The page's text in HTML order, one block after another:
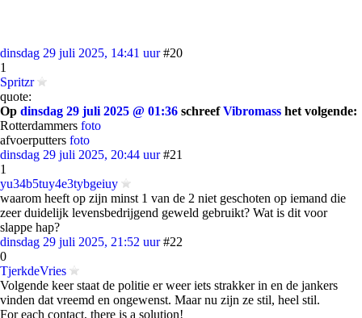
dinsdag 29 juli 2025, 14:41 uur #20
1
Spritzr
quote:
Op dinsdag 29 juli 2025 @ 01:36 schreefVibromass het volgende:
Rotterdammers foto
afvoerputters foto
dinsdag 29 juli 2025, 20:44 uur #21
1
yu34b5tuy4e3tybgeiuy
waarom heeft op zijn minst 1 van de 2 niet geschoten op iemand die
zeer duidelijk levensbedrijgend geweld gebruikt? Wat is dit voor
slappe hap?
dinsdag 29 juli 2025, 21:52 uur #22
0
TjerkdeVries
Volgende keer staat de politie er weer iets strakker in en de jankers
vinden dat vreemd en ongewenst. Maar nu zijn ze stil, heel stil.
For each contact, there is a solution!